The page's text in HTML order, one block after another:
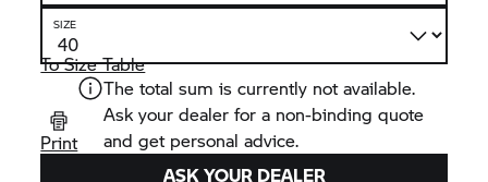
SIZE
To Size Table
Print
The total sum is currently not available.
Ask your dealer for a non-binding quote
and get personal advice.
ASK YOUR DEALER